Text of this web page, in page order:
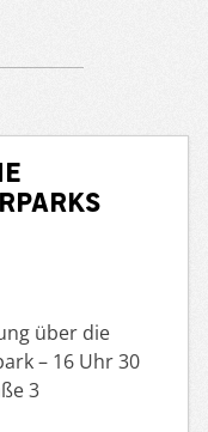
über die
– 16 Uhr 30
3